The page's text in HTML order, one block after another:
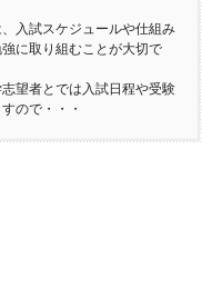
入試スケジュールや仕組み
に取り組むことが大切で
望者とでは入試日程や受験
ので・・・